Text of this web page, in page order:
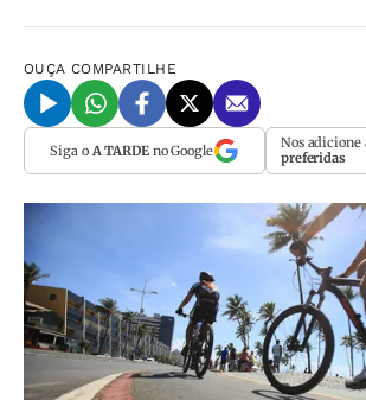
OUÇA COMPARTILHE
Siga o A TARDEno Google Nos adicione
preferidas